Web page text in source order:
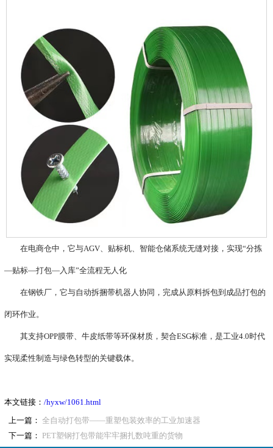
在电商仓中，它与AGV、贴标机、智能仓储系统无缝对接，实现“分拣
—贴标—打包—入库”全流程无人化
在钢铁厂，它与自动拆捆带机器人协同，完成从原料拆包到成品打包的
闭环作业。
其支持OPP膜带、牛皮纸带等环保材质，契合ESG标准，是工业4.0时代
实现柔性制造与绿色转型的关键载体。
本文链接： /hyxw/1061.html
上一篇：
全自动打包带——重塑包装效率的工业加速器‌
下一篇：
PET塑钢打包带能牢牢捆扎数吨重的货物